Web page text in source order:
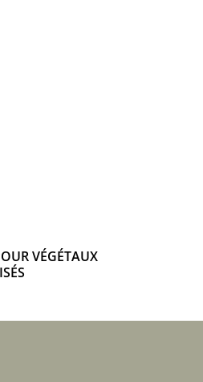
VÉGÉTAUX